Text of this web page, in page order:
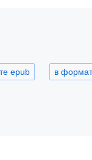
epub в